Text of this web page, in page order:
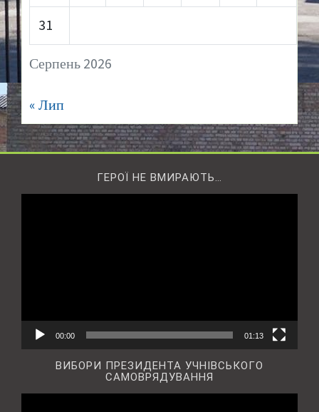
Серпень 2026
31
« Лип
ГЕРОЇ НЕ ВМИРАЮТЬ…
00:00 01:13
ВИБОРИ ПРЕЗИДЕНТА УЧНІВСЬКОГО
САМОВРЯДУВАННЯ